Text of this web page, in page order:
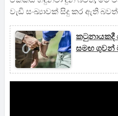
වැඩි සංඛ්‍යාවක් සිදු කර ඇති
සමඟ ගුවන්